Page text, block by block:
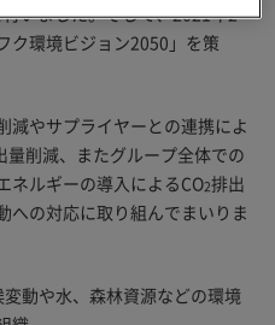
いました。そして、2021年2
ク環境ビジョン2050」を策
減やサプライヤーとの連携によ
量削減、またグループ全体での
ネルギーの導入によるCO2排出
への対応に取り組んでまいりま
動や水、森林資源などの環境